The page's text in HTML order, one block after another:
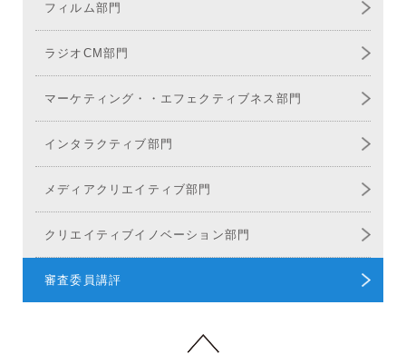
フィルム部門
ラジオCM部門
マーケティング・ エフェクティブネス部門
インタラクティブ部門
メディア クリエイティブ部門
クリエイティブイノベーション部門
審査委員講評